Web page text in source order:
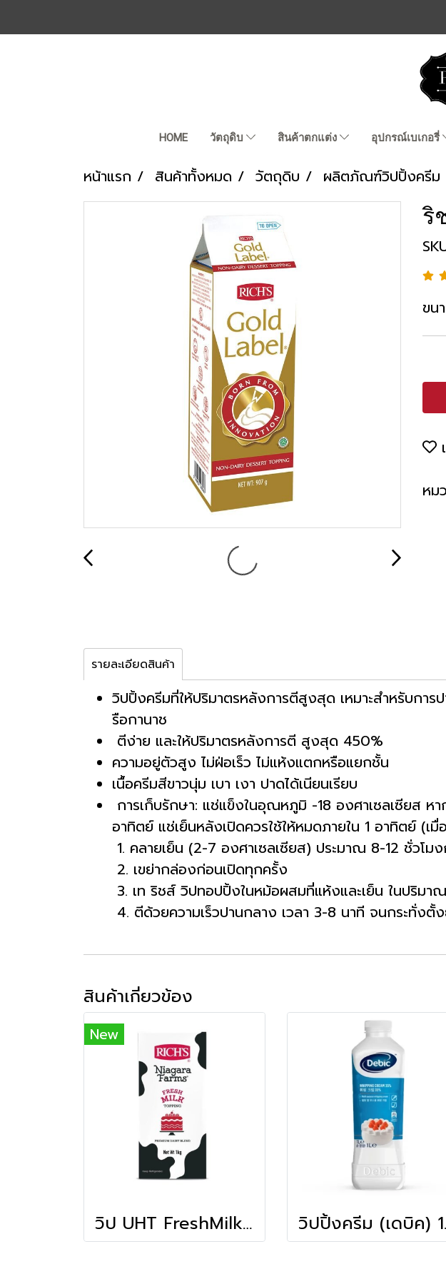
HOME วัตถุดิบ สินค้าตกแต่ง อุปกรณ์เบเกอรี่
หน้าแรก สินค้าทั้งหมด วัตถุดิบ ผลิตภัณฑ์วิปปิ้งครีม
ริ
ขน
หม
รายละเอียดสินค้า
วิปปิ้งครีมที่ให้ปริมาตรหลังการตีสูงสุด เหมาะสำหรับกา
รือกานาช
ตีง่าย และให้ปริมาตรหลังการตี สูงสุด 450%
ความอยู่ตัวสูง ไม่ฝ่อเร็ว ไม่แห้งแตกหรือแยกชั้น
เนื้อครีมสีขาวนุ่ม เบา เงา ปาดได้เนียนเรียบ
การเก็บรักษา: แช่แข็งในอุณหภูมิ -18 องศาเซลเซียส ห
อาทิตย์ แช่เย็นหลังเปิดควรใช้ให้หมดภายใน 1 อาทิตย์ (เ
1. คลายเย็น (2-7 องศาเซลเซียส) ประมาณ 8-12 ชั่วโม
2. เขย่ากล่องก่อนเปิดทุกครั้ง
3. เท ริชส์ วิปทอปปิ้งในหม้อผสมที่แห้งและเย็น ในปริม
4. ตีด้วยความเร็วปานกลาง เวลา 3-8 นาที จนกระทั่ง
สินค้าเกี่ยวข้อง
New
วิป UHT FreshMilk Topping (1.000ก.) วิป